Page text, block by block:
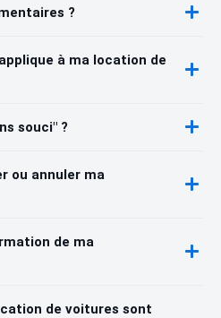
?
à ma location de
souci" ?
ou annuler ma
de ma
de voitures sont